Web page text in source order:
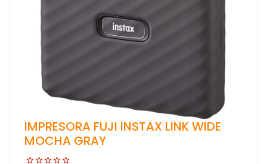
IMPRESORA FUJI INSTAX LINK WIDE
MOCHA GRAY